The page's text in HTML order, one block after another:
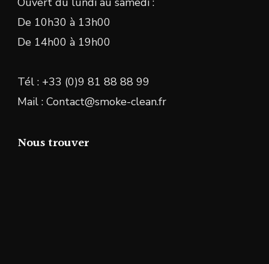
De 10h30 à 13h00
De 14h00 à 19h00
Tél : +33 (0)9 81 88 88 99
Mail : Contact@smoke-clean.fr
Nous trouver